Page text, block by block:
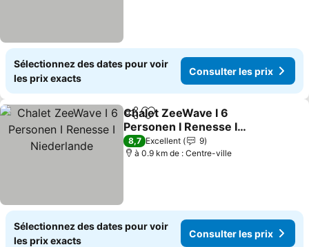
Sélectionnez des dates pour voir
les prix exacts
Consulter les prix
PartagerAjouter à mes favoris
Chalet ZeeWave I 6
Personen I Renesse I
Niederlande
Consulter les prix
8,7 Excellent
9
à 0.9 km de : Centre-ville
Sélectionnez des dates pour voir
les prix exacts
Consulter les prix